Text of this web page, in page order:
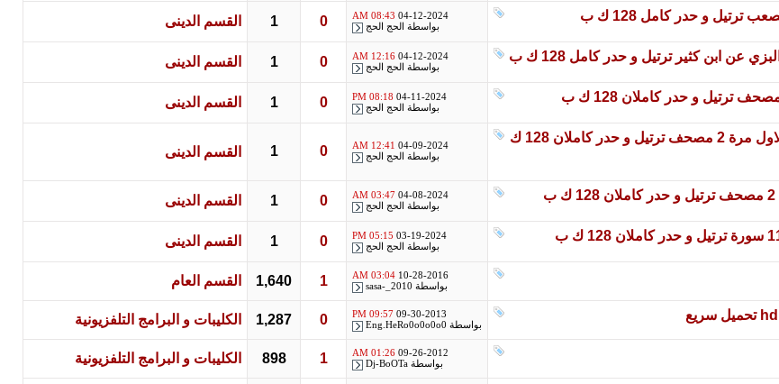
04-12-2024
08:43 AM
بواسطة الحج الحج 0
1 القسم الدينى
04-12-2024
12:16 AM
بواسطة الحج الحج 0
1 القسم الدينى
04-11-2024
08:18 PM
بواسطة الحج الحج 0
1 القسم الدينى
ب البزي عن ابن كثير مقسم اجزاء مصحف رياض الصعب لاول مرة 2 مصحف ترتيل و حدر كاملان 128 ك
04-09-2024
12:41 AM
بواسطة الحج الحج 0
1 القسم الدينى
04-08-2024
03:47 AM
بواسطة الحج الحج 0
1 القسم الدينى
03-19-2024
05:15 PM
بواسطة الحج الحج 0
1 القسم الدينى
10-28-2016
03:04 AM
بواسطة sasa-_2010
1
1,640 القسم العام
09-30-2013
09:57 PM
بواسطة Eng.HeRo0o0o0o0
0
1,287 الكليبات و البرامج التلفزيونية
09-26-2012
01:26 AM
بواسطة Dj-BoOTa
1
898 الكليبات و البرامج التلفزيونية